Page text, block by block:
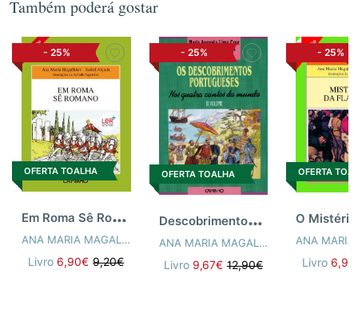
Também poderá gostar
- 25%
OFERTA TOALHA
E
m Roma Sê Romano
ANA MARIA MAGALHÃES
ISABEL ALÇADA
Livro 6,90€ 9,20€
- 25%
OFERTA TOALHA
D
escobrimentos Portugueses Iii
ANA MARIA MAGALHÃES
ISABEL
Livro 9,67€ 12,90€
- 25%
OFERTA
Livro